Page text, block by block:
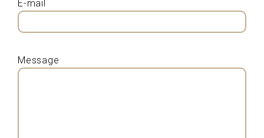
E-mail
Message